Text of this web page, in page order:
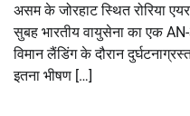
असम के जोरहाट स्थित रोरिया
सुबह भारतीय वायुसेना का एक
विमान लैंडिंग के दौरान
इतना भीषण […]